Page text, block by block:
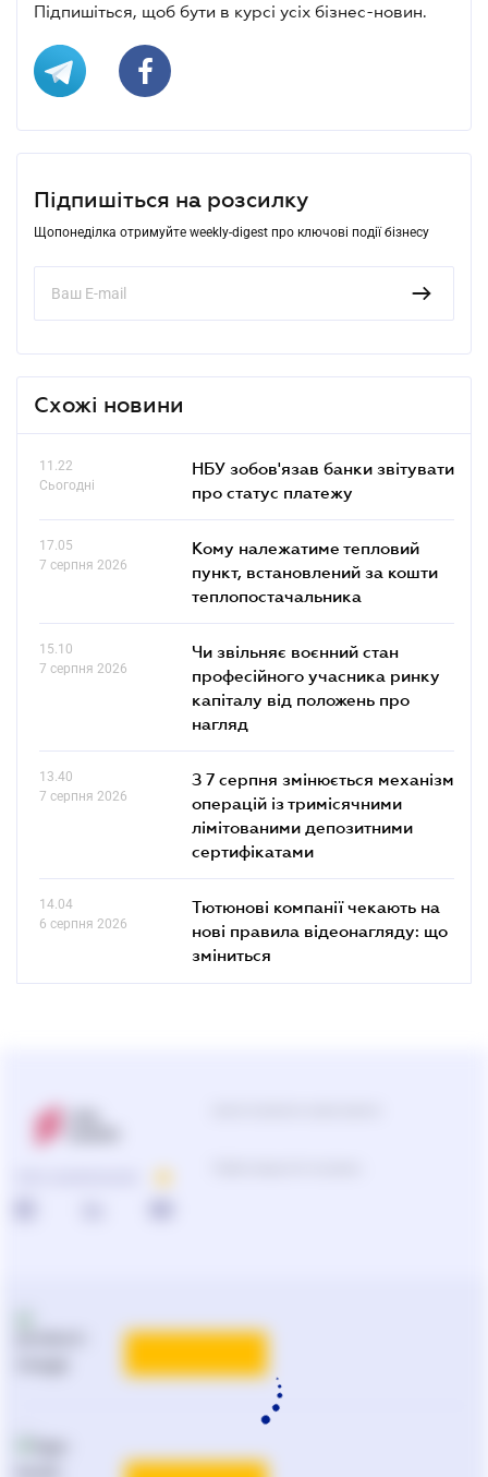
Підпишіться, щоб бути в курсі усіх бізнес-новин.
Підпишіться на розсилку
Щопонеділка отримуйте weekly-digest про ключові події бізнесу
Схожі новини
11.22
Сьогодні
НБУ зобов'язав банки звітувати
про статус платежу
17.05
7 серпня 2026
Кому належатиме тепловий
пункт, встановлений за кошти
теплопостачальника
15.10
7 серпня 2026
Чи звільняє воєнний стан
професійного учасника ринку
капіталу від положень про
нагляд
13.40
7 серпня 2026
З 7 серпня змінюється механізм
операцій із тримісячними
лімітованими депозитними
сертифікатами
14.04
6 серпня 2026
Тютюнові компанії чекають на
нові правила відеонагляду: що
зміниться
Реклама та PR
наligazakon.net